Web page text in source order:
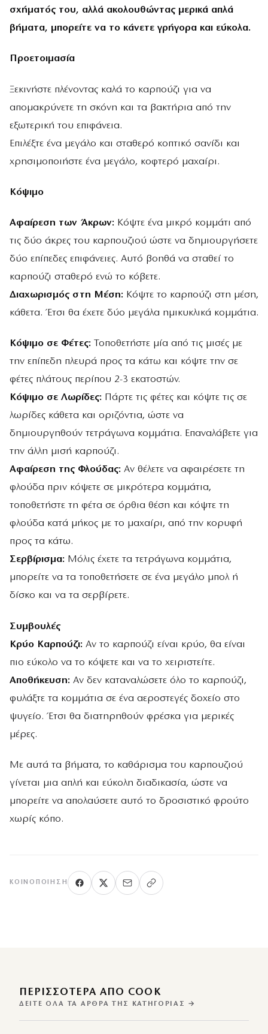
σχήματός του, αλλά ακολουθώντας μερικά απλά
βήματα, μπορείτε να το κάνετε γρήγορα και εύκολα.
Προετοιμασία
Ξεκινήστε πλένοντας καλά το καρπούζι για να
απομακρύνετε τη σκόνη και τα βακτήρια από την
εξωτερική του επιφάνεια.
Επιλέξτε ένα μεγάλο και σταθερό κοπτικό σανίδι και
χρησιμοποιήστε ένα μεγάλο, κοφτερό μαχαίρι.
Κόψιμο
Αφαίρεση των Άκρων: Κόψτε ένα μικρό κομμάτι από
τις δύο άκρες του καρπουζιού ώστε να δημιουργήσετε
δύο επίπεδες επιφάνειες. Αυτό βοηθά να σταθεί το
καρπούζι σταθερό ενώ το κόβετε.
Διαχωρισμός στη Μέση: Κόψτε το καρπούζι στη μέση,
κάθετα. Έτσι θα έχετε δύο μεγάλα ημικυκλικά κομμάτια.
Κόψιμο σε Φέτες: Τοποθετήστε μία από τις μισές με
την επίπεδη πλευρά προς τα κάτω και κόψτε την σε
φέτες πλάτους περίπου 2-3 εκατοστών.
Κόψιμο σε Λωρίδες: Πάρτε τις φέτες και κόψτε τις σε
λωρίδες κάθετα και οριζόντια, ώστε να
δημιουργηθούν τετράγωνα κομμάτια. Επαναλάβετε για
την άλλη μισή καρπούζι.
Αφαίρεση της Φλούδας: Αν θέλετε να αφαιρέσετε τη
φλούδα πριν κόψετε σε μικρότερα κομμάτια,
τοποθετήστε τη φέτα σε όρθια θέση και κόψτε τη
φλούδα κατά μήκος με το μαχαίρι, από την κορυφή
προς τα κάτω.
Σερβίρισμα: Μόλις έχετε τα τετράγωνα κομμάτια,
μπορείτε να τα τοποθετήσετε σε ένα μεγάλο μπολ ή
δίσκο και να τα σερβίρετε.
Συμβουλές
Κρύο Καρπούζι: Αν το καρπούζι είναι κρύο, θα είναι
πιο εύκολο να το κόψετε και να το χειριστείτε.
Αποθήκευση: Αν δεν καταναλώσετε όλο το καρπούζι,
φυλάξτε τα κομμάτια σε ένα αεροστεγές δοχείο στο
ψυγείο. Έτσι θα διατηρηθούν φρέσκα για μερικές
μέρες.
Με αυτά τα βήματα, το καθάρισμα του καρπουζιού
γίνεται μια απλή και εύκολη διαδικασία, ώστε να
μπορείτε να απολαύσετε αυτό το δροσιστικό φρούτο
χωρίς κόπο.
ΚΟΙΝΟΠΟΊΗΣΗ
ΠΕΡΙΣΣΌΤΕΡΑ ΑΠΌ COOK
ΔΕΊΤΕ ΌΛΑ ΤΑ ΆΡΘΡΑ ΤΗΣ ΚΑΤΗΓΟΡΊΑΣ →